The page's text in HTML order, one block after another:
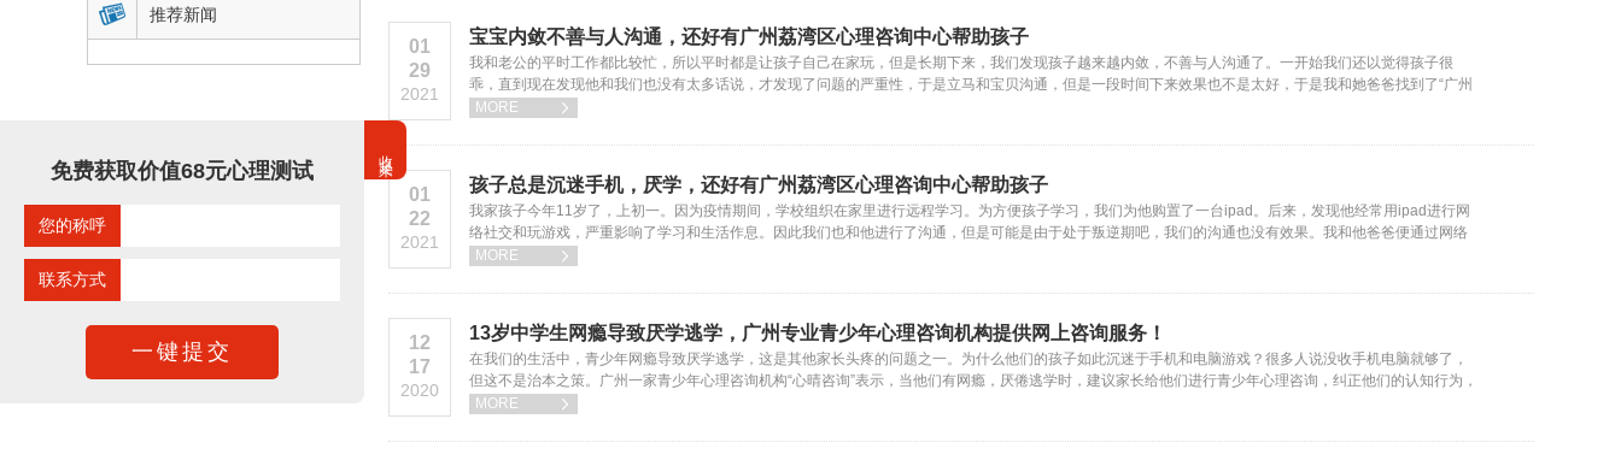
 推荐新闻
01
29
2021
宝宝内敛不善与人沟通，还好有广州荔湾区心理咨询中心帮助孩子
我和老公的平时工作都比较忙，所以平时都是让孩子自己在家玩，但是长期下来，我们发现孩子越来越内敛，不善与人沟通了。一开始我们还以觉得孩子很
乖，直到现在发现他和我们也没有太多话说，才发现了问题的严重性，于是立马和宝贝沟通，但是一段时间下来效果也不是太好，于是我和她爸爸找到了“广州
荔湾区心理咨询中心”寻求帮助。
MORE 
01
22
2021
孩子总是沉迷手机，厌学，还好有广州荔湾区心理咨询中心帮助孩子
我家孩子今年11岁了，上初一。因为疫情期间，学校组织在家里进行远程学习。为方便孩子学习，我们为他购置了一台ipad。后来，发现他经常用ipad进行网
络社交和玩游戏，严重影响了学习和生活作息。因此我们也和他进行了沟通，但是可能是由于处于叛逆期吧，我们的沟通也没有效果。我和他爸爸便通过网络
搜索“广州荔湾区心理咨询中心”找到了心晴事务所来帮助他。
MORE 
12
17
2020
13岁中学生网瘾导致厌学逃学，广州专业青少年心理咨询机构提供网上咨询服务！
在我们的生活中，青少年网瘾导致厌学逃学，这是其他家长头疼的问题之一。为什么他们的孩子如此沉迷于手机和电脑游戏？很多人说没收手机电脑就够了，
但这不是治本之策。广州一家青少年心理咨询机构“心晴咨询”表示，当他们有网瘾，厌倦逃学时，建议家长给他们进行青少年心理咨询，纠正他们的认知行为，
既不会与孩子产生冲突，也不会伤害孩子的自尊心。
MORE 
免费获取价值68元心理测试
您的称呼
联系方式